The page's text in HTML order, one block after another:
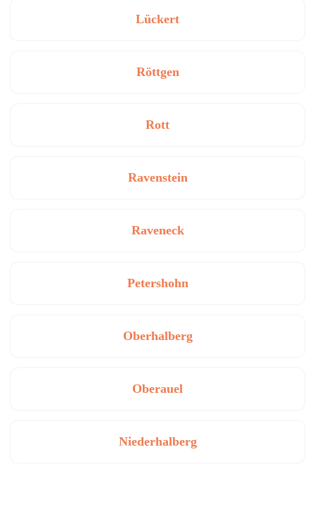
Lückert
Röttgen
Rott
Ravenstein
Raveneck
Petershohn
Oberhalberg
Oberauel
Niederhalberg